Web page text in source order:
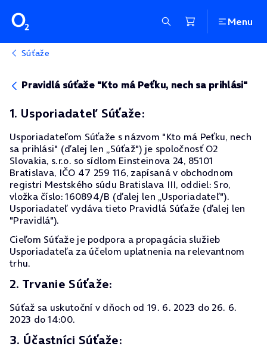
Menu
Súťaže
Pravidlá súťaže "Kto má Peťku, nech sa prihlási"
1. Usporiadateľ Súťaže:
Usporiadateľom Súťaže s názvom "Kto má Peťku, nech
sa prihlási" (ďalej len „Súťaž") je spoločnosť O2
Slovakia, s.r.o. so sídlom Einsteinova 24, 85101
Bratislava, IČO 47 259 116, zapísaná v obchodnom
registri Mestského súdu Bratislava III, oddiel: Sro,
vložka číslo: 160894/B (ďalej len „Usporiadateľ").
Usporiadateľ vydáva tieto Pravidlá Súťaže (ďalej len
"Pravidlá").
Cieľom Súťaže je podpora a propagácia služieb
Usporiadateľa za účelom uplatnenia na relevantnom
trhu.
2. Trvanie Súťaže:
Súťaž sa uskutoční v dňoch od 19. 6. 2023 do 26. 6.
2023 do 14:00.
3. Účastníci Súťaže: